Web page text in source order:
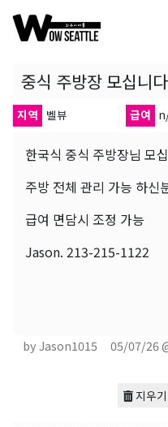
중식 주방장 모십니다
지역 벨뷰 급여
한국식 중식 주방장님 모
주방 전체 관리 가능 하신
급여 면담시 조정 가능
Jason. 213-215-1122
by Jason1015 05/07/26
지우기